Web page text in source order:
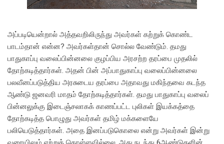
அப்படியென்றால் அத்தவறிலிருந்து அவர்கள் கற்றுக் கொண்ட
பாடம்தான் என்ன? அவர்கள்தான் சொல்ல வேண்டும். தமது
பாதுகாப்பு வலைப்பின்னலை குழப்பிய அரசற்ற தரப்பை முதலில்
தோற்கடித்தார்கள். அதன் பின் அப்பாதுகாப்பு வலைப்பின்னலை
பலவீனப்படுத்திய அரசுடைய தரப்பை அதாவது மகிந்தவை கடந்த
ஆண்டு ஜனவரி மாதம் தோற்கடித்தார்கள். தமது பாதுகாப்பு வலைப்
பின்னலுக்கு இடைஞ்சலாகக் காணப்பட்ட புலிகள் இயக்கத்தை
தோற்கடித்த பொழுது அவர்கள் தமிழ் மக்களையே
பலியெடுத்தார்கள். அதை இனப்படுகொலை என்று அவர்கள் இன்று